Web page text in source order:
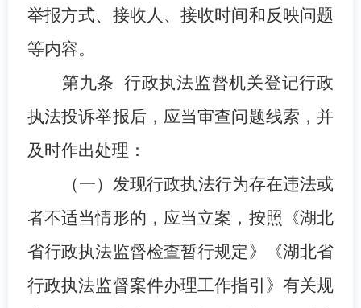
举报方式、接收人、接收时间和反映问题
等内容。
第九条 行政执法监督机关登记行政
执法投诉举报后，应当审查问题线索，并
及时作出处理：
（一）发现行政执法行为存在违法或
者不适当情形的，应当立案，按照《湖北
省行政执法监督检查暂行规定》《湖北省
行政执法监督案件办理工作指引》有关规